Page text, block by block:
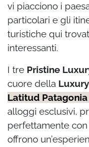
vi piacciono i
particolari e gli
turistiche qui
interessanti.
I tre Pristine
cuore della
Latitud
alloggi esclusivi,
perfettamente con
offrono